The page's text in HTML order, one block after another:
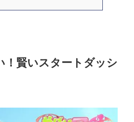
！賢いスタートダッシ